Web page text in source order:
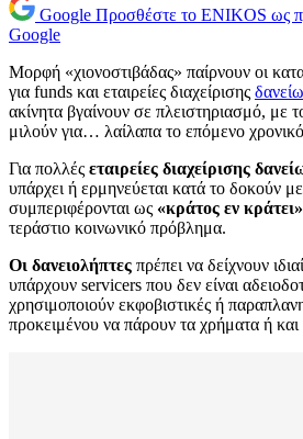
Google Προσθέστε το ENIKOS ως
Google
Μορφή «χιονοστιβάδας» παίρνουν οι
για funds και εταιρείες διαχείρισης
ακίνητα βγαίνουν σε πλειστηριασμό, με
μιλούν για… λαίλαπα το επόμενο
Για πολλές εταιρείες διαχείρισης
υπάρχει ή ερμηνεύεται κατά το δοκούν
συμπεριφέρονται ως «κράτος εν κράτει»
τεράστιο κοινωνικό πρόβλημα.
Οι δανειολήπτες πρέπει να δείχνουν
υπάρχουν servicers που δεν είναι
χρησιμοποιούν εκφοβιστικές ή
προκειμένου να πάρουν τα χρήματα ή και